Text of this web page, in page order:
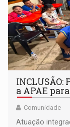
a APAE
Comunidade
Atuação